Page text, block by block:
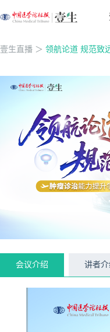
壹生直播 ＞ 领航论道 规范致
会议介绍 讲者介